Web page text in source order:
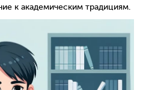
к академическим традициям.